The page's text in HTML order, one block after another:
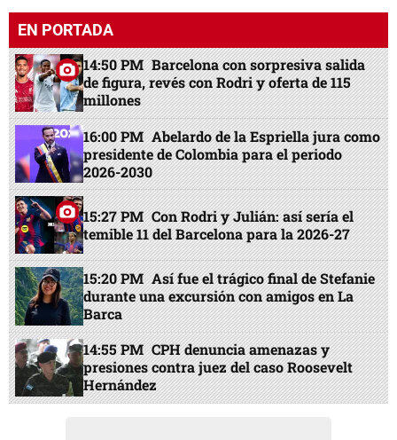
EN PORTADA
14:50 PM Barcelona con sorpresiva salida
de figura, revés con Rodri y oferta de 115
millones
16:00 PM Abelardo de la Espriella jura como
presidente de Colombia para el periodo
2026-2030
15:27 PM Con Rodri y Julián: así sería el
temible 11 del Barcelona para la 2026-27
15:20 PM Así fue el trágico final de Stefanie
durante una excursión con amigos en La
Barca
14:55 PM CPH denuncia amenazas y
presiones contra juez del caso Roosevelt
Hernández